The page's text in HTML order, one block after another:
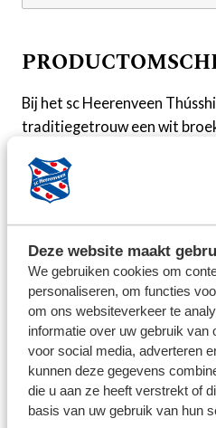
Deze website maakt
We gebruiken cookies om
personaliseren, om functies
om ons websiteverkeer te
informatie over uw gebruik van
voor social media, adverteren
kunnen deze gegevens
die u aan ze heeft verstrekt of
basis van uw gebruik van hun
Bij het sc Heerenveen
traditiegetrouw een wit
prijken in het rood op het
shirt het geval is. Het logo
in de vertrouwde kleuren op.
blauwe baan.
BEZORG
We streven ernaar om de
werkdagen op te sturen.
product aangegeven. Voor
artikelen kunt u contact
heerenveen.nl, vermeld altijd